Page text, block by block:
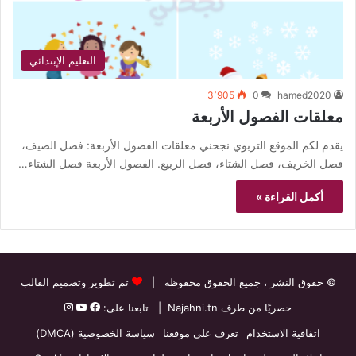
التعليم الإبتدائي
hamed2020
0 3٬905
معلقات الفصول الأربعة
يقدم لكم الموقع التربوي نجحني معلقات الفصول الأربعة: فصل الصيف،
فصل الخريف، فصل الشتاء، فصل الربيع. الفصول الأربعة فصل الشتاء…
أكمل القراءة »
© حقوق النشر ، جميع الحقوق محفوظة |
تم تطوير وتصميم القالب
حصريًا من طرف Najahni.tn | تابعنا على:
اتفاقية الاستخدام
تعرف على موقعنا
سياسة الخصوصية (DMCA)